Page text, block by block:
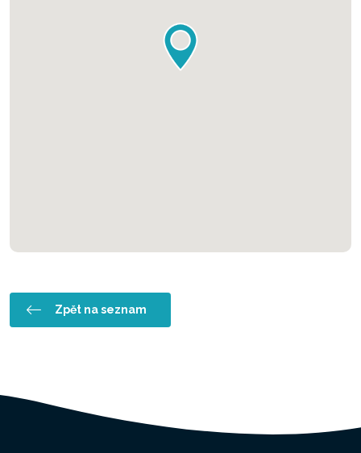
Zpět na seznam